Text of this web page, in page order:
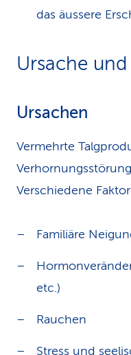
das äussere
Ursache
Ursachen
Vermehrte
Verschiedene
Familiäre
etc.)
Rauchen
Stress und